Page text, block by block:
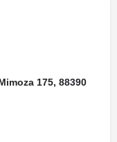
175, 88390